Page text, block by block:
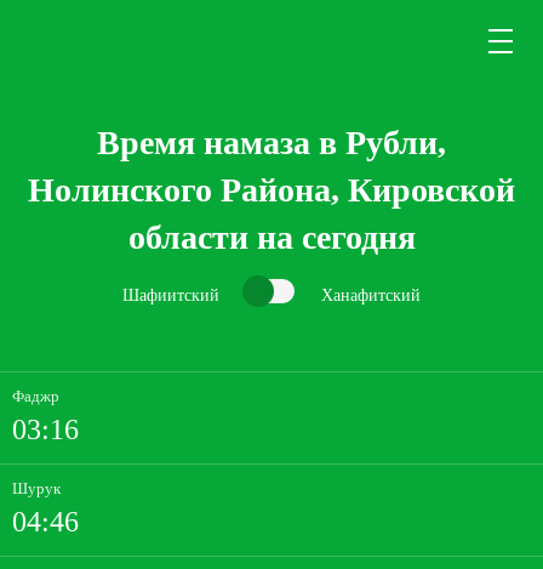
Время намаза в Рубли,
Нолинского Района, Кировской
области на сегодня
Шафиитский Ханафитский
Фаджр
03:16
Шурук
04:46